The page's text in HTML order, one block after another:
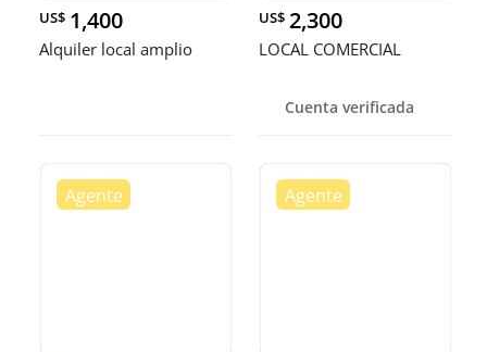
US$ 1,400
Alquiler local amplio
US$ 2,300
LOCAL COMERCIAL
Cuenta verificada